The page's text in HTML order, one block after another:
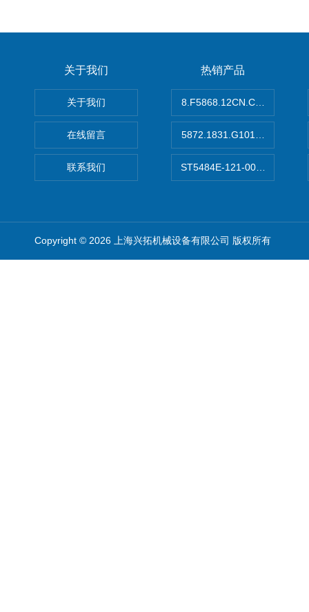
关于我们
关于我们
在线留言
联系我们
热销产品
8.F5868.12CN.C122德国
5872.1831.G101德国库伯勒
ST5484E-121-0032-00美国
Copyright © 2026 上海兴拓机械设备有限公司 版权所有